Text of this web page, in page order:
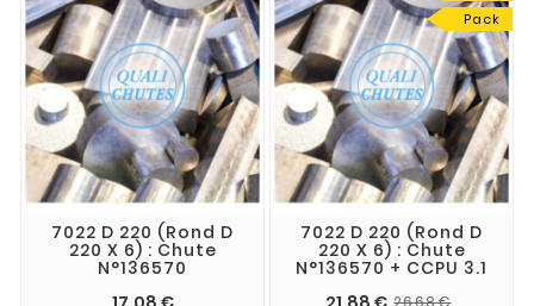
7022 D 220 (Rond D
220 X 6) : Chute
N°136570
Pack
7022 D 220 (Rond D
220 X 6) : Chute
N°136570 + CCPU 3.1